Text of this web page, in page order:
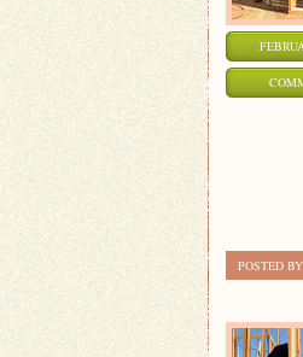
POSTED